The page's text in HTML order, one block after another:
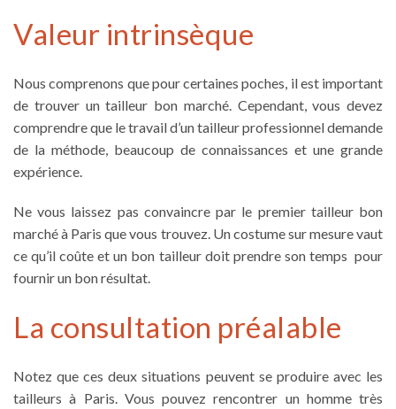
Valeur intrinsèque
Nous comprenons que pour certaines poches, il est important
de trouver untailleur bon marché. Cependant, vous devez
comprendre que le travail d’un tailleur professionnel demande
de la méthode, beaucoup de connaissances et une grande
expérience.
Ne vous laissez pas convaincre par le premier tailleur bon
marché à Paris que vous trouvez. Uncostume sur mesurevaut
ce qu’il coûte et un bon tailleurdoit prendre son temps pour
fournir un bon résultat.
La consultation préalable
Notez que ces deux situations peuvent se produire avec les
tailleurs à Paris. Vous pouvez rencontrer un homme très